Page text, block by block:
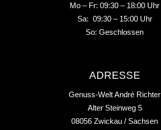
Mo – Fr: 09:30 – 18:00 Uhr
Sa: 09:30 – 15:00 Uhr
So: Geschlossen
ADRESSE
Genuss-Welt André Richter
Alter Steinweg 5
08056 Zwickau / Sachsen